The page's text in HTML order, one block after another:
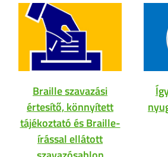
Braille szavazási
értesítő, könnyített
tájékoztató és Braille-
írással ellátott